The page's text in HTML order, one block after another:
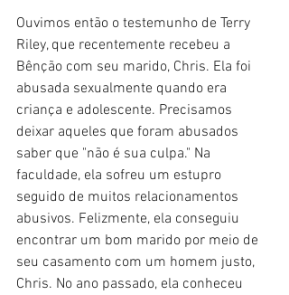
Ouvimos então o testemunho de Terry
Riley, que recentemente recebeu a
Bênção com seu marido, Chris. Ela foi
abusada sexualmente quando era
criança e adolescente. Precisamos
deixar aqueles que foram abusados
saber que "não é sua culpa." Na
faculdade, ela sofreu um estupro
seguido de muitos relacionamentos
abusivos. Felizmente, ela conseguiu
encontrar um bom marido por meio de
seu casamento com um homem justo,
Chris. No ano passado, ela conheceu